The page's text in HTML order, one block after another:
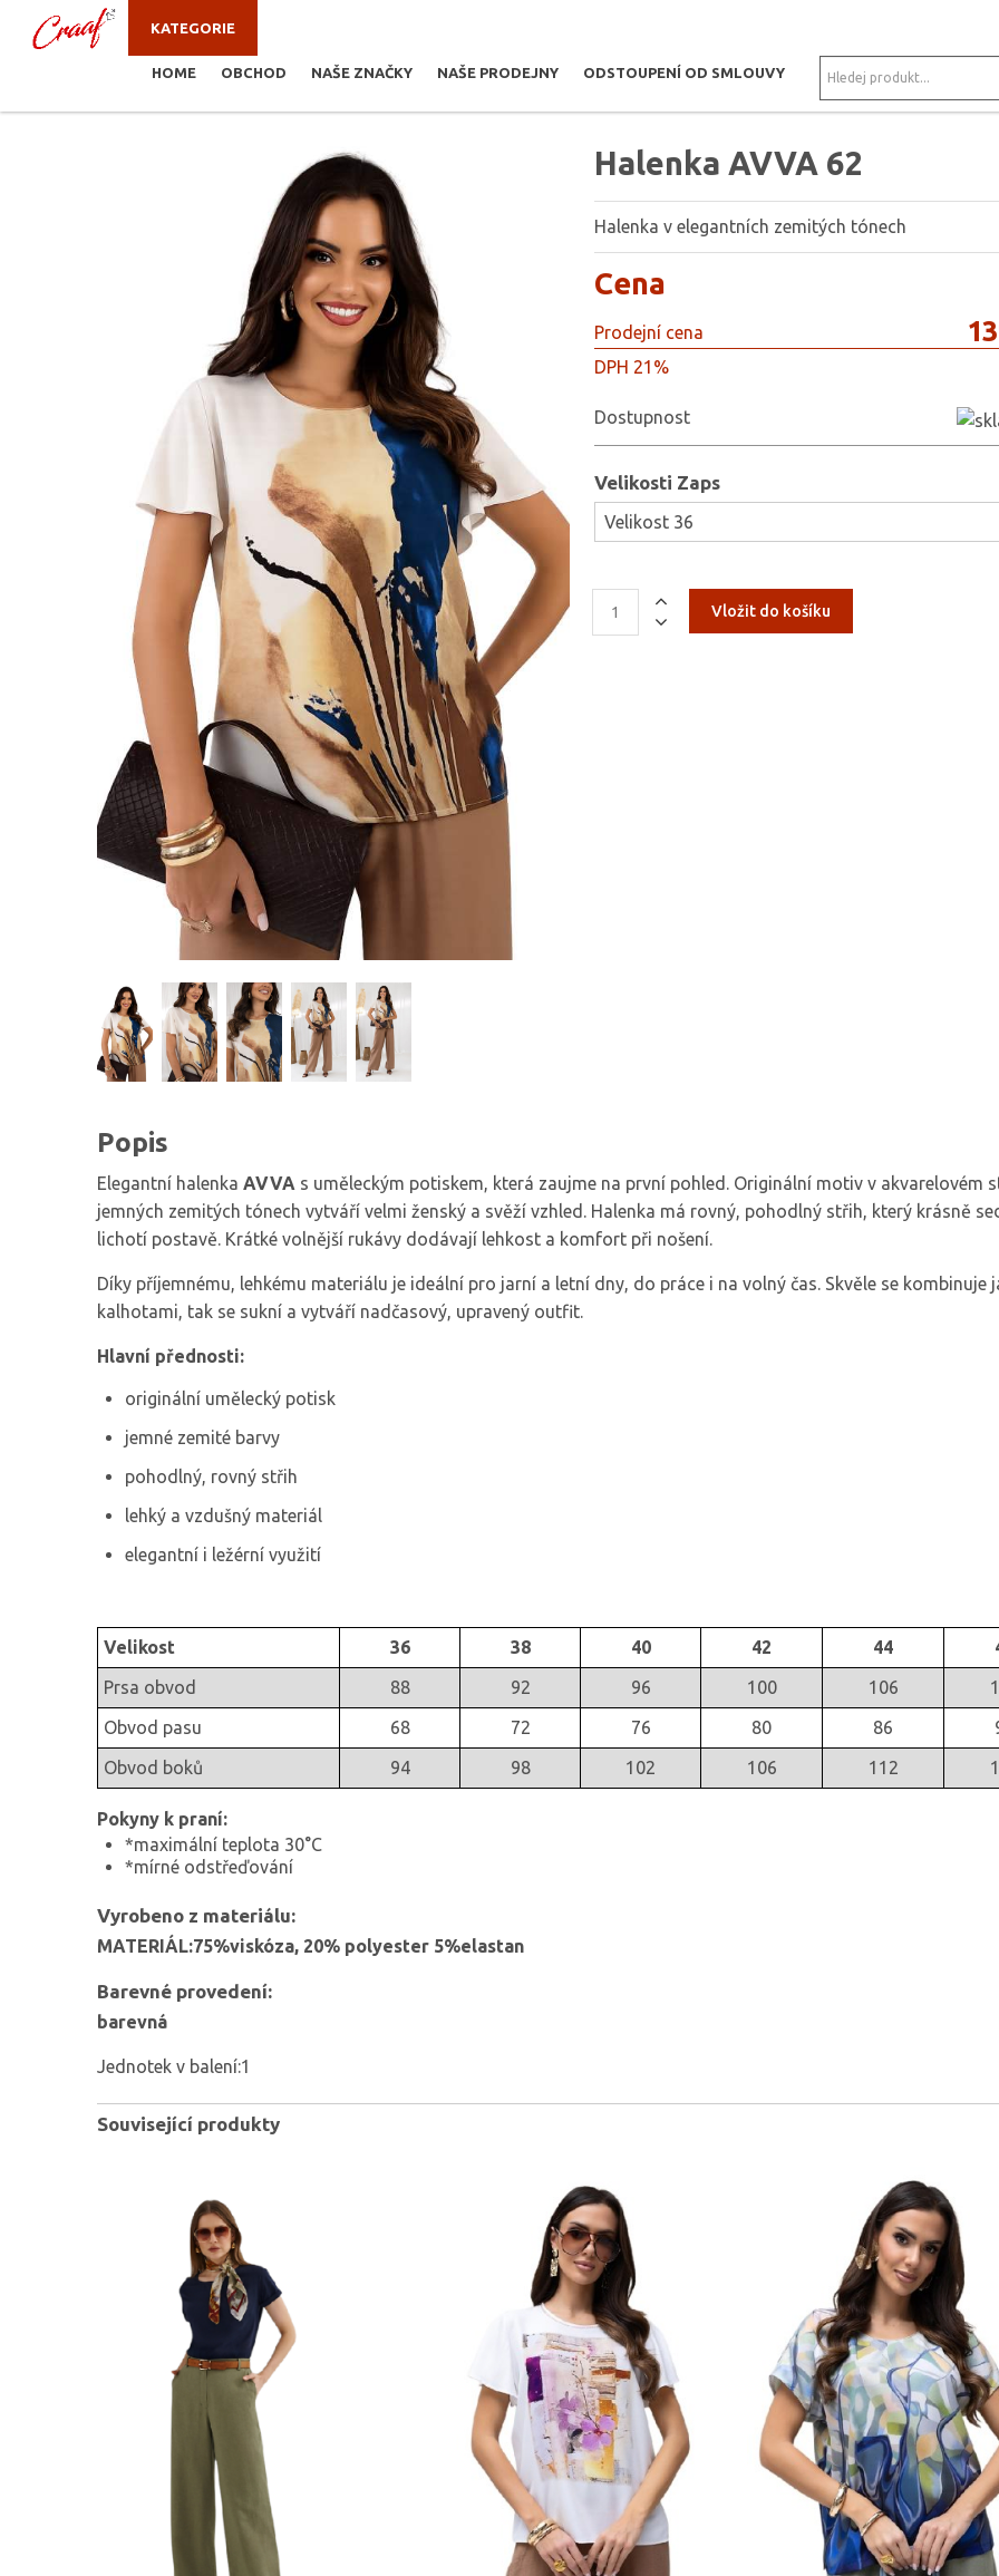
KATEGORIE
HOME OBCHOD NAŠE ZNAČKY NAŠE PRODEJNY ODSTOUPENÍ OD SMLOUVY
KALHOTY, KRAŤASY
Halenka AVVA 62
Halenka v elegantních zemitých tónech
Cena
Prodejní cena
DPH 21%
Dostupnost
Velikosti Zaps
Popis
Elegantní halenka AVVA s uměleckým potiskem, která zaujme na první pohled. Originální motiv v akvarelovém
jemných zemitých tónech vytváří velmi ženský a svěží vzhled. Halenka má rovný, pohodlný střih, který krásně
lichotí postavě. Krátké volnější rukávy dodávají lehkost a komfort při nošení.
Díky příjemnému, lehkému materiálu je ideální pro jarní a letní dny, do práce i na volný čas. Skvěle se kombinuje
kalhotami, tak se sukní a vytváří nadčasový, upravený outfit.
Hlavní přednosti:
originální umělecký potisk
jemné zemité barvy
pohodlný, rovný střih
lehký a vzdušný materiál
elegantní i ležérní využití
Velikost 36 38 40 42 44
Prsa obvod
88 92 96 100 106
Obvod pasu
68 72 76 80 86
Obvod boků
94 98 102 106 112
Pokyny k praní:
*maximální teplota 30°C
*mírné odstřeďování
Vyrobeno z materiálu:
MATERIÁL:75%viskóza, 20% polyester 5%elastan
Barevné provedení:
barevná
Jednotek v balení:1
Související produkty